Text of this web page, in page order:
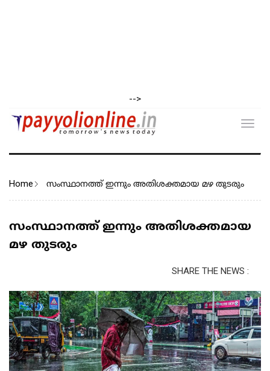
-->
Home സംസ്ഥാനത്ത് ഇന്നും അതിശക്തമായ മഴ തുടരും
സംസ്ഥാനത്ത് ഇന്നും അതിശക്തമായ
മഴ തുടരും
SHARE THE NEWS :